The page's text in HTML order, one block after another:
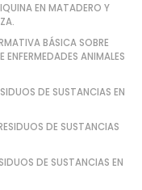
EN MATADERO Y
BÁSICA SOBRE
ANIMALES
DE SUSTANCIAS EN
DE SUSTANCIAS
DE SUSTANCIAS EN